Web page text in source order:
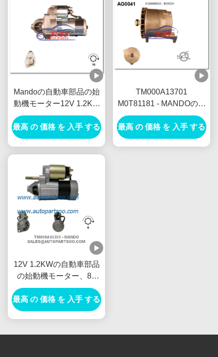
Mandoの自動車部品の始
動機モーター12V 1.2KW
8T Motores De Arranque
最高 の 価格 を 入手 する
TM000A13701
M0T81181 - MANDOの始
動機モーター12V 1.2KW
8T MOTORES DE
ARRANQUE
最高 の 価格 を 入手 する
12V 1.2KWの自動車部品
の始動機モーター、8T
Anlasserの電気自動車の
始動機
最高 の 価格 を 入手 する